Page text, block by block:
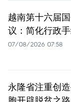
越南第十六届
议：简化行政
07/08/2026 07:58
永隆省注重创